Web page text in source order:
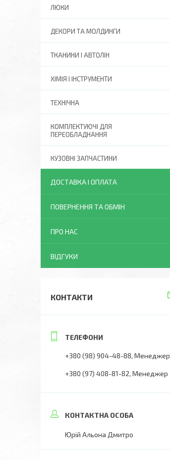
ЛЮКИ
ДЕКОРИ ТА МОЛДИНГИ
ТКАНИНИ І АВТОЛІН
ХІМІЯ І ІНСТРУМЕНТИ
ТЕХНІЧНА
КОМПЛЕКТУЮЧІ ДЛЯ
ПЕРЕОБЛАДНАННЯ
КУЗОВНІ ЗАПЧАСТИНИ
ДОСТАВКА І ОПЛАТА
ПОВЕРНЕННЯ ТА ОБМІН
ПРО НАС
ВІДГУКИ
КОНТАКТИ
+380 (98) 904-48-88 Менеджер
+380 (97) 408-81-82 Менеджер
Юрій Альона Дмитро